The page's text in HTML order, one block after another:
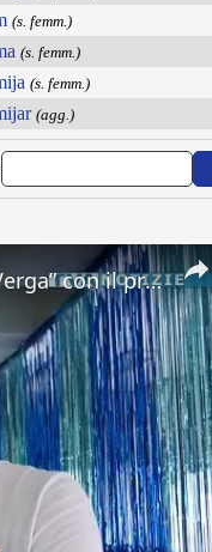
(s. femm.)
(s. femm.)
(s. femm.)
(agg.)
Adrano. Interessante incontro al liceo “Verga” con il prof. Fabio Gamberini. Studenti del Linguistic